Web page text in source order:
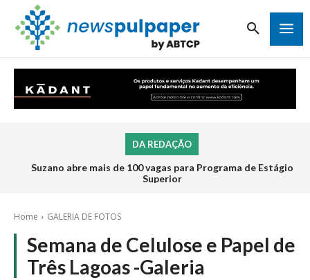
DA REDAÇÃO
Suzano abre mais de 100 vagas para Programa de Estágio
Superior
Home GALERIA DE FOTOS
Semana de Celulose e Papel de
Três Lagoas -Galeria